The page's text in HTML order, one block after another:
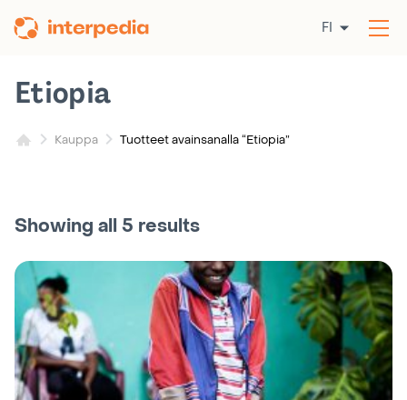
sisältöön
FI
Kauppa Tuotteet avainsanalla “Etiopia”
Etiopia
Showing all 5 results